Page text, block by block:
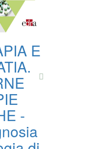
E
-